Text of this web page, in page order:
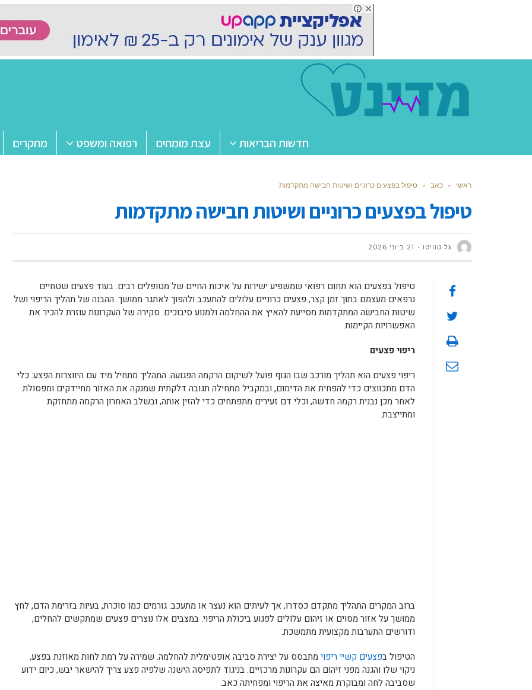
חדשות הבריאות עצת מומחים רפואה ומשפט מחקרים
ראשי » כאב » טיפול בפצעים כרוניים ושיטות חבישה מתקדמות
טיפול בפצעים כרוניים ושיטות חבישה מתקדמות
גל טוויטו 21 ביוני 2026
טיפול בפצעים הוא תחום רפואי שמשפיע ישירות על איכות החיים של מטופלים רבים. בעוד פצעים שטחיים
נרפאים מעצמם בתוך זמן קצר, פצעים כרוניים עלולים להתעכב ולהפוך לאתגר ממושך. ההבנה של תהליך הריפוי ושל
שיטות החבישה המתקדמות מסייעת להאיץ את ההחלמה ולמנוע סיבוכים. סקירה של העקרונות עוזרת להכיר את
האפשרויות הקיימות.
ריפוי פצעים
ריפוי פצעים הוא תהליך מורכב שבו הגוף פועל לשיקום הרקמה הפגועה. התהליך מתחיל מיד עם היווצרות הפצע: כלי
הדם מתכווצים כדי להפחית את הדימום, ובמקביל מתחילה תגובה דלקתית שמנקה את האזור מחיידקים ומפסולת.
לאחר מכן נבנית רקמה חדשה, וכלי דם זעירים מתפתחים כדי להזין אותה, ובשלב האחרון הרקמה מתחזקת
ומתייצבת.
ברוב המקרים התהליך מתקדם כסדרו, אך לעיתים הוא נעצר או מתעכב. גורמים כמו סוכרת, בעיות בזרימת הדם, לחץ
ממושך על אזור מסוים או זיהום עלולים לפגוע ביכולת הריפוי. במצבים אלו נוצרים פצעים שמתקשים להחלים,
ודורשים התערבות מקצועית מתמשכת.
הטיפול בפצעים קשיי ריפוי מתבסס על יצירת סביבה אופטימלית להחלמה. שמירה על רמת לחות מאוזנת בפצע,
ניקוי שלו והגנה מפני זיהום הם עקרונות מרכזיים. בניגוד לתפיסה הישנה שלפיה פצע צריך להישאר יבש, כיום ידוע
שסביבה לחה ומבוקרת מאיצה את הריפוי ומפחיתה כאב.